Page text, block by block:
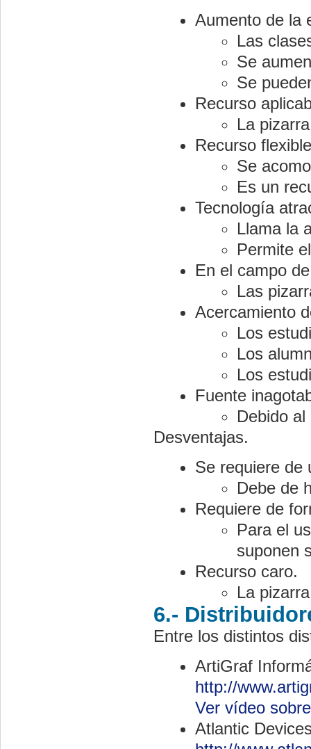
Aumento de la
Las
Se
Se
Recurso
La
Recurso
Se
Es un
Tecnología
Llama la
Permite
En el campo
Las
Acercamiento
Los
Los
Los
Fuente
Debido
Desventajas.
Se requiere de
Debe de
Requiere de
Para el
suponen
Recurso caro.
La
6.-
Entre los distintos
ArtiGraf
http://
Ver vídeo
Atlantic